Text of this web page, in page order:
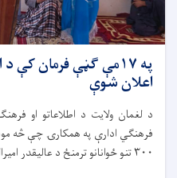
په ۱۷مې ګڼې فرمان
اعلان شوې
د لغمان ولایت د اطلاعاتو او
فرهنګي ادارې په همکارۍ چې څه
۳۰۰ تنو ځوانانو ترمنځ د عالیقدر امیرالمؤمنین (حفظه. . .